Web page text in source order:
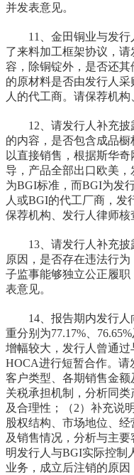
并发表意见。
11、金田铜业与发行
了来料加工框架协议，
容，除铜锭外，是否还
的原材料是否由发行人
人的代工商。请保荐机
12、请发行人补充披
的内容，是否包含成品
以直接销售，根据斯华
导，产品全部出口欧美
为BGI标准，而BGI为发
人或BGI的代工厂商，发
保荐机构、发行人律师核
13、请发行人补充披
原因，是否存在违法行
子监事能够独立公正履
表意见。
14、报告期内发行人
重分别为77.17%、
增幅较大，发行人曾通
HOCA进行短暂合作。请
客户类型、各期销售金额
关税承担机制，分析同
及合理性；（2）补充说
股权结构、市场地位、
及销售情况，分析与主
明发行人与BGI实际控制
业务，成立后注销的原